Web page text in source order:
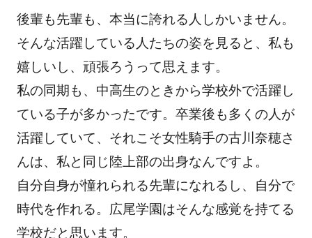
後輩も先輩も、本当に誇れる人しかいません。
そんな活躍している人たちの姿を見ると、私も
嬉しいし、頑張ろうって思えます。
私の同期も、中高生のときから学校外で活躍し
ている子が多かったです。卒業後も多くの人が
活躍していて、それこそ女性騎手の古川奈穂さ
んは、私と同じ陸上部の出身なんですよ。
自分自身が憧れられる先輩になれるし、自分で
時代を作れる。広尾学園はそんな感覚を持てる
学校だと思います。